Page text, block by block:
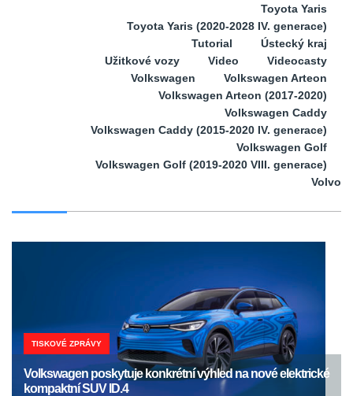
Toyota Yaris
Toyota Yaris (2020-2028 IV. generace)
Tutorial
Ústecký kraj
Užitkové vozy
Video
Videocasty
Volkswagen
Volkswagen Arteon
Volkswagen Arteon (2017-2020)
Volkswagen Caddy
Volkswagen Caddy (2015-2020 IV. generace)
Volkswagen Golf
Volkswagen Golf (2019-2020 VIII. generace)
Volvo
TISKOVÉ ZPRÁVY
Volkswagen poskytuje konkrétní výhled na nové elektrické
kompaktní SUV ID.4